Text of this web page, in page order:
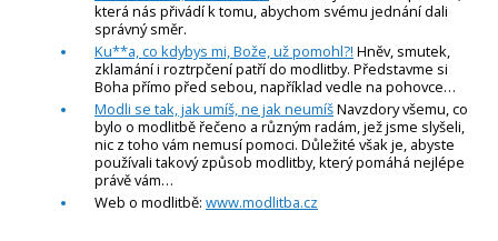
která nás přivádí k tomu, abychom svému jednání dali
správný směr.
Ku**a, co kdybys mi, Bože, už pomohl?! Hněv, smutek,
zklamání i roztrpčení patří do modlitby. Představme si
Boha přímo před sebou, například vedle na pohovce…
Modli se tak, jak umíš, ne jak neumíšNavzdory všemu, co
bylo o modlitbě řečeno a různým radám, jež jsme slyšeli,
nic z toho vám nemusí pomoci. Důležité však je, abyste
používali takový způsob modlitby, který pomáhá nejlépe
právě vám…
Web o modlitbě: www.modlitba.cz